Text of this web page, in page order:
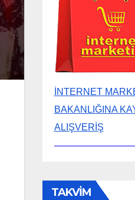
İNTERNET
BAKANLIĞINA
ALIŞVERİŞ
TAKVİM